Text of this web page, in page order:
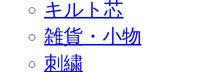
キルト芯
雑貨・小物
刺繍